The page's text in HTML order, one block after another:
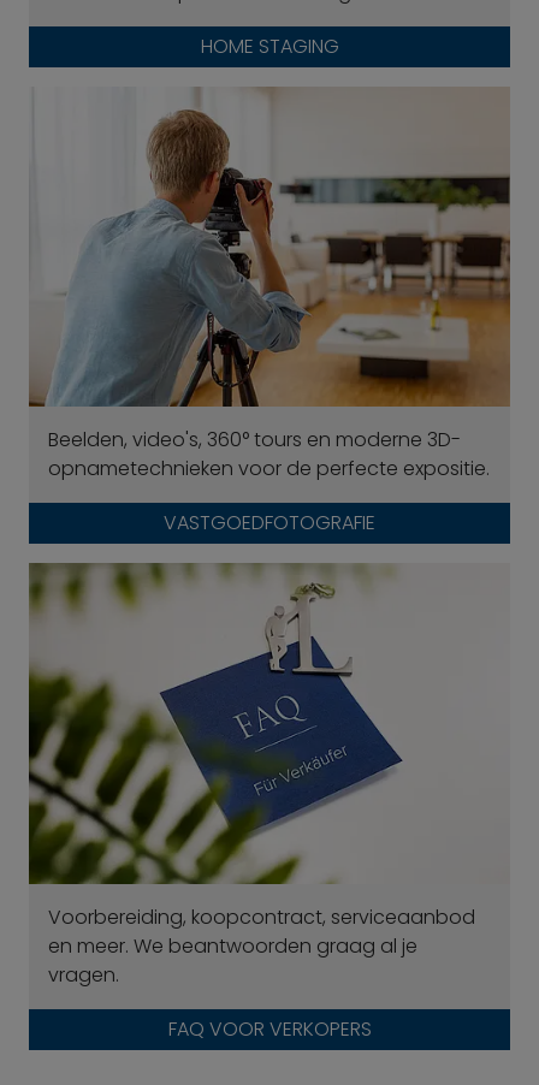
HOME STAGING
Beelden, video's, 360° tours en moderne 3D-
opnametechnieken voor de perfecte expositie.
VASTGOEDFOTOGRAFIE
Voorbereiding, koopcontract, serviceaanbod
en meer. We beantwoorden graag al je
vragen.
FAQ VOOR VERKOPERS